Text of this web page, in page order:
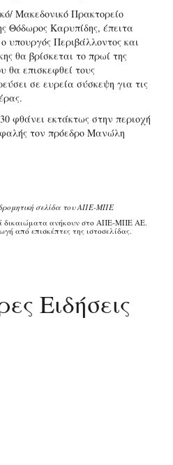
Μακεδονικό Πρακτορείο
Θόδωρος Καρυπίδης, έπειτα
υπουργός Περιβάλλοντος και
θα βρίσκεται το πρωί της
θα επισκεφθεί τους
σε ευρεία σύσκεψη για τις
φθάνει εκτάκτως στην περιοχή
τον πρόεδρο Μανώλη
σελίδα του ΑΠΕ-ΜΠΕ
ανήκουν στο ΑΠΕ-ΜΠΕ ΑΕ.
από επισκέπτες της ιστοσελίδας.
Ειδήσεις